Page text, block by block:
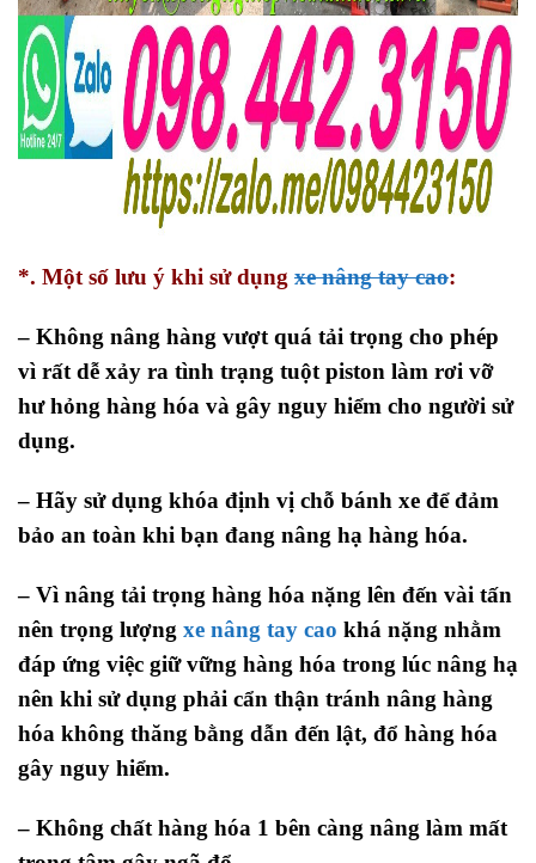
*. Một số lưu ý khi sử dụng xe nâng tay cao:
– Không nâng hàng vượt quá tải trọng cho phép
vì rất dễ xảy ra tình trạng tuột piston làm rơi vỡ
hư hỏng hàng hóa và gây nguy hiểm cho người sử
dụng.
– Hãy sử dụng khóa định vị chỗ bánh xe để đảm
bảo an toàn khi bạn đang nâng hạ hàng hóa.
– Vì nâng tải trọng hàng hóa nặng lên đến vài tấn
nên trọng lượng xe nâng tay cao khá nặng nhằm
đáp ứng việc giữ vững hàng hóa trong lúc nâng hạ
nên khi sử dụng phải cẩn thận tránh nâng hàng
hóa không thăng bằng dẫn đến lật, đổ hàng hóa
gây nguy hiểm.
– Không chất hàng hóa 1 bên càng nâng làm mất